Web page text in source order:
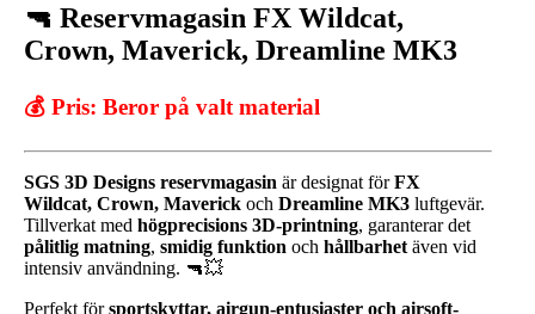
🔫 Reservmagasin FX Wildcat,
Crown, Maverick, Dreamline MK3
💰 Pris: Beror på valt material
SGS 3D Designs reservmagasin är designat förFX
Wildcat, Crown, Maverick och Dreamline MK3 luftgevär.
Tillverkat med högprecisions 3D-printning, garanterar det
pålitlig matning, smidig funktion och hållbarhetäven vid
intensiv användning. 🔫💥
Perfekt försportskyttar, airgun-entusiaster och airsoft-